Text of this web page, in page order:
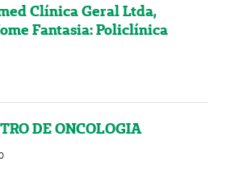
Clínica Geral Ltda,
Fantasia: Policlínica
DE ONCOLOGIA